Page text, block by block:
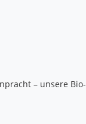
– unsere Bio-